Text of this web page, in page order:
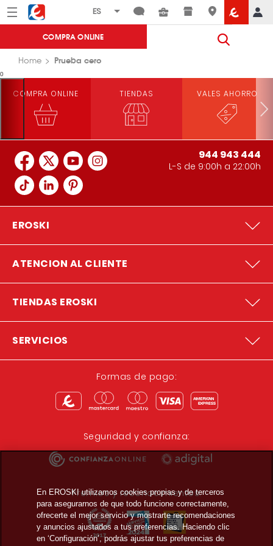
Menú Eroski
COMPRA ONLINE
Home Prueba cero
0
COMPRA ONLINE TIENDAS VALES AHORRO
944 943 444
L-S de 9:00h a 22:00h
EROSKI
ATENCION AL CLIENTE
TIENDAS EROSKI
SERVICIOS
Formas de pago:
Seguridad y confianza:
Premios y reconocimientos:
En EROSKI utilizamos cookies propias y de terceros
para asegurarnos de que todo funcione correctamente,
ofrecerte el mejor servicio y mostrarte recomendaciones
y anuncios ajustados a tus preferencias. Haciendo clic
en ‘Configuración’, podrás ajustar tus preferencias de